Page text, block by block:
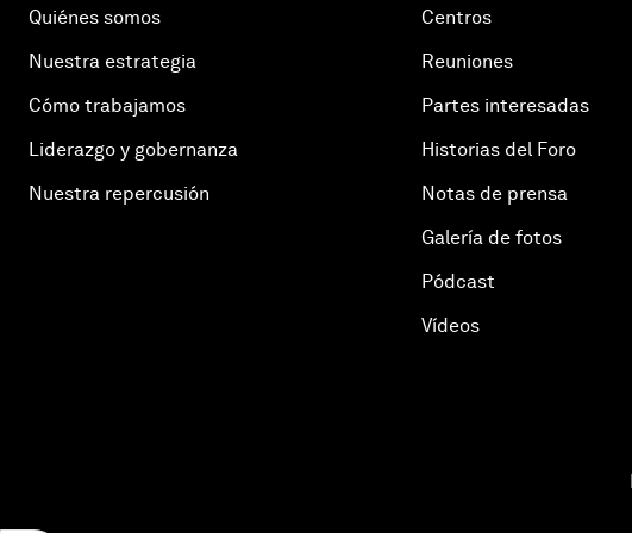
Quiénes somos
Nuestra estrategia
Cómo trabajamos
Liderazgo y gobernanza
Nuestra repercusión
Centros
Reuniones
Partes interesadas
Historias del Foro
Notas de prensa
Galería de fotos
Pódcast
Vídeos